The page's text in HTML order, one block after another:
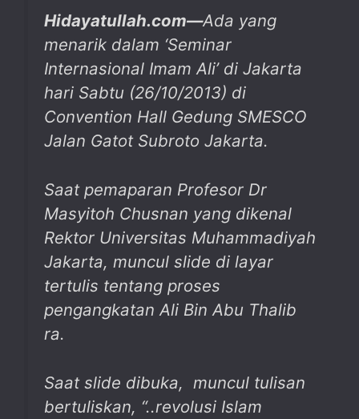
Hidayatullah.com—Ada yang
menarik dalam ‘Seminar
Internasional Imam Ali’ di Jakarta
hari Sabtu (26/10/2013) di
Convention Hall Gedung SMESCO
Jalan Gatot Subroto Jakarta.
Saat pemaparan Profesor Dr
Masyitoh Chusnan yang dikenal
Rektor Universitas Muhammadiyah
Jakarta, muncul slide di layar
tertulis tentang proses
pengangkatan Ali Bin Abu Thalib
ra.
Saat slide dibuka, muncul tulisan
bertuliskan, “..revolusi Islam